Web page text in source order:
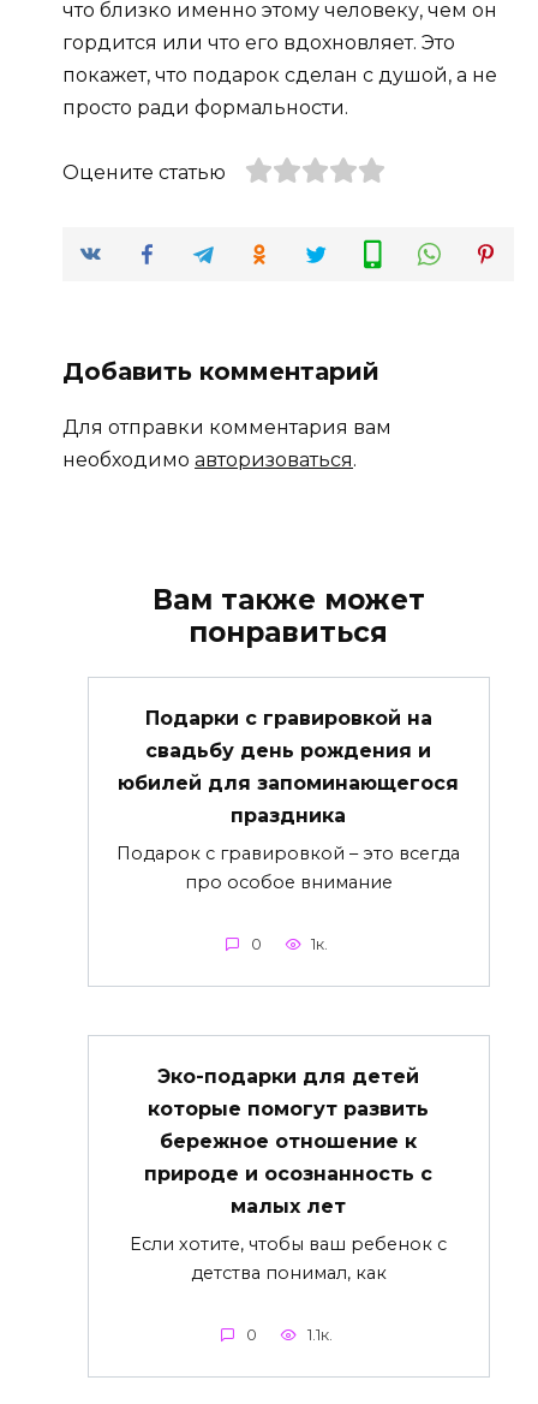
что близко именно этому человеку, чем он
гордится или что его вдохновляет. Это
покажет, что подарок сделан с душой, а не
просто ради формальности.
Оцените статью
Добавить комментарий
Для отправки комментария вам
необходимо авторизоваться.
Вам также может
понравиться
Подарки с гравировкой на
свадьбу день рождения и
юбилей для запоминающегося
праздника
Подарок с гравировкой – это всегда
про особое внимание
0 1к.
Эко-подарки для детей
которые помогут развить
бережное отношение к
природе и осознанность с
малых лет
Если хотите, чтобы ваш ребенок с
детства понимал, как
0 1.1к.